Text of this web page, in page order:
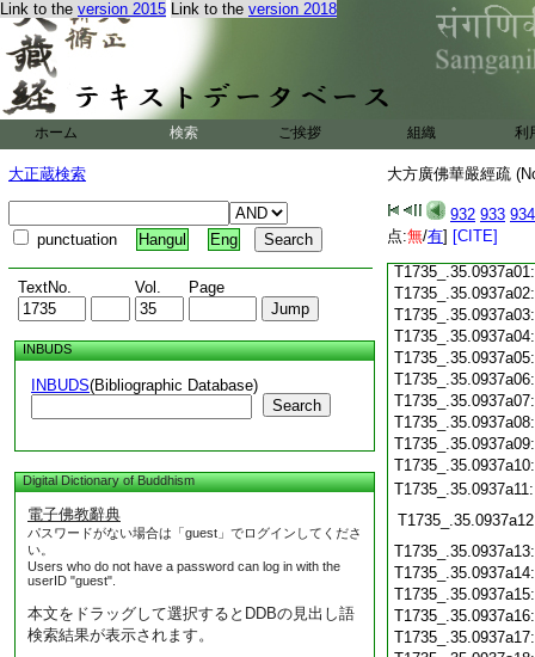
Link to the version 2015 Link to the version 2018
ホーム 検索 ご挨拶 組織 利
大正蔵検索
punctuation Hangul Eng
TextNo. Vol. Page
INBUDS
INBUDS(Bibliographic Database)
Search
Digital Dictionary of Buddhism
電子佛教辭典
パスワードがない場合は「guest」でログインしてくださ
い。
Users who do not have a password can log in with the
userID "guest".
本文をドラッグして選択するとDDBの見出し語
検索結果が表示されます。
大方廣佛華嚴經疏
932 933 934
点:無/有] [CITE]